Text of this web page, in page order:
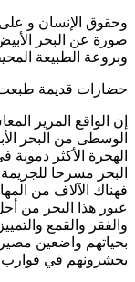
وحقوق الإنسان و
صورة عن البحر
وبروعة الطبيعة
حضارات قديمة طبعت
إن الواقع المرير
الوسطى من البحر
الهجرة الأكثر دموية
البحر مسرحا
فهناك الآلاف من
عبور هذا البحر من
والفقر والقمع
بحياتهم واضعين
يحشرونهم في قوارب